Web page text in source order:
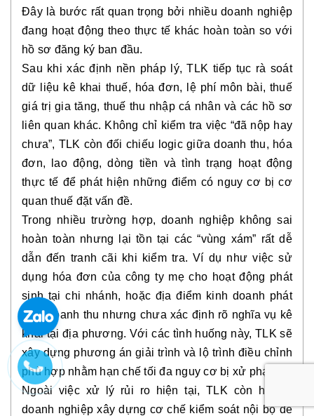
Đây là bước rất quan trọng bởi nhiều doanh nghiệp
đang hoạt động theo thực tế khác hoàn toàn so với
hồ sơ đăng ký ban đầu.
Sau khi xác định nền pháp lý, TLK tiếp tục rà soát
dữ liệu kê khai thuế, hóa đơn, lệ phí môn bài, thuế
giá trị gia tăng, thuế thu nhập cá nhân và các hồ sơ
liên quan khác. Không chỉ kiểm tra việc “đã nộp hay
chưa”, TLK còn đối chiếu logic giữa doanh thu, hóa
đơn, lao động, dòng tiền và tình trạng hoạt động
thực tế để phát hiện những điểm có nguy cơ bị cơ
quan thuế đặt vấn đề.
Trong nhiều trường hợp, doanh nghiệp không sai
hoàn toàn nhưng lại tồn tại các “vùng xám” rất dễ
dẫn đến tranh cãi khi kiểm tra. Ví dụ như việc sử
dụng hóa đơn của công ty mẹ cho hoạt động phát
sinh tại chi nhánh, hoặc địa điểm kinh doanh phát
sinh doanh thu nhưng chưa xác định rõ nghĩa vụ kê
khai tại địa phương. Với các tình huống này, TLK sẽ
xây dựng phương án giải trình và lộ trình điều chỉnh
phù hợp nhằm hạn chế tối đa nguy cơ bị xử phạt.
Ngoài việc xử lý rủi ro hiện tại, TLK còn hỗ trợ
doanh nghiệp xây dựng cơ chế kiểm soát nội bộ để